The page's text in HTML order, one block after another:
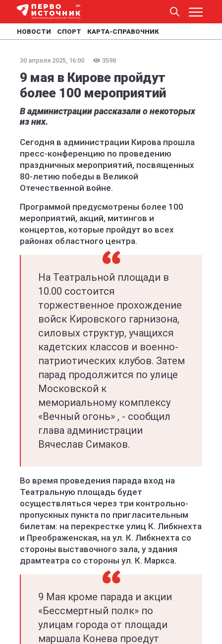
НОВОСТИ СПОРТ КАРТА-СПРАВОЧНИК
30 апреля 2025, 16:00 3598
9 мая в Кирове пройдут
более 100 мероприятий
В администрации рассказали о некоторых
из них.
Сегодня в администрации Кирова прошла
пресс-конференцию по проведению
праздничных мероприятий, посвященных
80-летию победы в Великой
Отечественной войне.
Программой предусмотрены более 100
мероприятий, акций, митингов и
концертов, которые пройдут во всех
районах областного центра.
На Театральной площади в
10.00 состоится
торжественное прохождение
войск Кировского гарнизона,
силовых структур, учащихся
кадетских классов и военно-
патриотических клубов. Затем
парад продолжится по улице
Московской к
мемориальному комплексу
«Вечный огонь» , - сообщил
глава администрации
Вячеслав Симаков.
Во время проведения парада вход на
Театральную площадь будет
осуществляться через три контрольно-
пропускных пункта по пригласительным
билетам: на перекрестке улиц К. Либкнехта
и Преображенская, на ул. К. Либкнехта со
стороны выставочного зала, у здания
драмтеатра со стороны ул. К. Маркса.
9 Мая кроме парада и акции
«Бессмертный полк» по
улицам города от площади
маршала Конева проедут